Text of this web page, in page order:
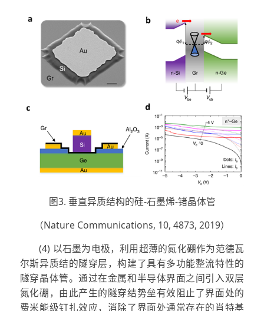
图3. 垂直异质结构的硅-石墨烯-锗晶体管
（Nature Communications, 10, 4873, 2019）
(4) 以石墨为电极，利用超薄的氮化硼作为范德瓦
尔斯异质结的隧穿层，构建了具有多功能整流特性的
隧穿晶体管。通过在金属和半导体界面之间引入双层
氮化硼，由此产生的隧穿结势垒有效阻止了界面处的
费米能级钉扎效应，消除了界面处通常存在的肖特基